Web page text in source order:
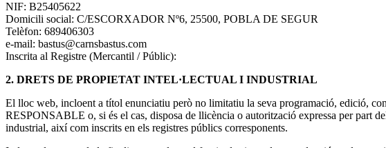
NIF: B25405622
Domicili social: C/ESCORXADOR Nº6, 25500, POBLA DE SEGUR
Telèfon: 689406303
e-mail: bastus@carnsbastus.com
Inscrita al Registre (Mercantil / Públic):
2. DRETS DE PROPIETAT INTEL·LECTUAL I INDUSTRIAL
El lloc web, incloent a títol enunciatiu però no limitatiu la seva programació, edició,
RESPONSABLE o, si és el cas, disposa de llicència o autorització expressa per part
industrial, així com inscrits en els registres públics corresponents.